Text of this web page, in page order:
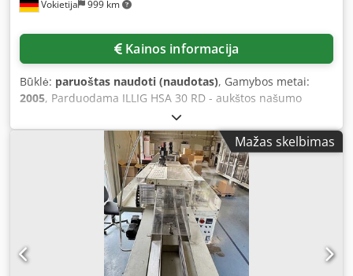
customer-specific; Max. forming film roll diameter: 600
4800×740×1700 mm; Weight: 2,200 kg. Please note that our
new prices are often below typical used machine prices.
requirements. – We generally always have 30-50 different
new machines available from stock for immediate delivery.
For machines manufactured to customer specifications, we
offer very short lead times from around 3 weeks. – All
machines are available with a full warranty. Dsdpfx Aev
Vokietija 999 km
Kainos informacija
Būklė: paruoštas naudoti (naudotas), Gamybos metai:
2005, Parduodama ILLIG HSA 30 RD - aukštos našumo
pravažiuojanti blisterio sandarinimo įranga: Blisterio
plėvelės: PVC, PET APET/PETG, PS, plėvelės storis: 150µm-
600µm, dangos medžiagos: sandarinamas kartonas,
aliuminio kompozitinės plėvelės, Tyvek, didžiausias
sandarinimo plotas X/Y - apie 500 mm/300 mm, didžiausias
tempimas - apie 100 mm, 8-18 taktų per minutę. Apžiūrėti
galima susitarus. Tikėtina, kad bus prieinama nuo 2026 m.
birželio. Dcsdpfxeylbrke Algjk
Mažas skelbimas